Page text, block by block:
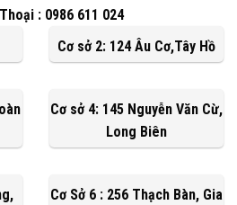
: 0986 611 024
Cơ sở 2: 124 Âu Cơ,Tây Hồ
Cơ sở 4: 145 Nguyễn Văn Cừ,
Long Biên
Cơ Sở 6 : 256 Thạch Bàn, Gia